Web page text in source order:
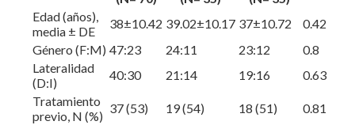
Edad (años),
media ± DE
38±10.42 39.02±10.17 37±10.72
0.42
Género (F:M) 47:23 24:11 23:12
0.8
Lateralidad
(D:I)
40:30 21:14 19:16
0.63
Tratamiento
previo, N (%)
37 (53) 19 (54) 18 (51)
0.81